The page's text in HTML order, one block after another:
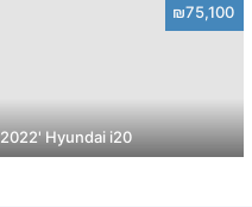
₪75,100
2022' Hyundai i20